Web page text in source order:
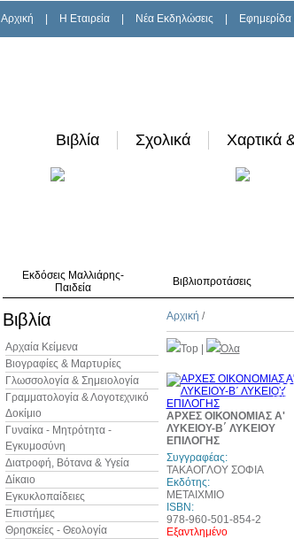
Αρχική H Εταιρεία Νέα Εκδηλώσεις Εφημερίδα
Βιβλία Σχολικά Χαρτικά
Εκδόσεις Μαλλιάρης-
Παιδεία
Βιβλιοπροτάσεις
Βιβλία
Αρχαία Κείμενα
Βιογραφίες & Μαρτυρίες
Γλωσσολογία & Σημειολογία
Γραμματολογία & Λογοτεχνικό
Δοκίμιο
Γυναίκα - Μητρότητα -
Εγκυμοσύνη
Διατροφή, Βότανα & Υγεία
Δίκαιο
Εγκυκλοπαίδειες
Επιστήμες
Θρησκείες - Θεολογία
Αρχική /
Top Όλα
ΑΡΧΕΣ ΟΙΚΟΝΟΜΙΑΣ Α'
ΛΥΚΕΙΟΥ-Β΄ ΛΥΚΕΙΟΥ
ΕΠΙΛΟΓΗΣ
Συγγραφέας:
ΤΑΚΑΟΓΛΟΥ ΣΟΦΙΑ
Εκδότης:
ΜΕΤΑΙΧΜΙΟ
ISBN:
978-960-501-854-2
Εξαντλημένο